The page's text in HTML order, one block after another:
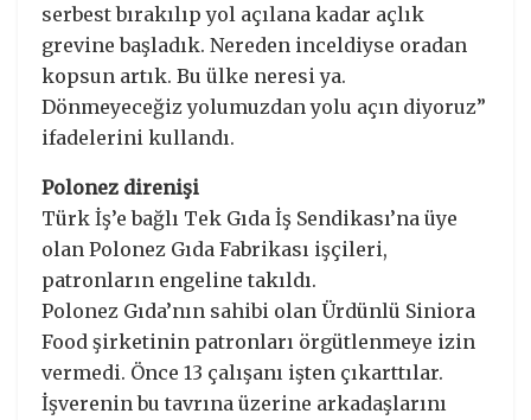
serbest bırakılıp yol açılana kadar açlık
grevine başladık. Nereden inceldiyse oradan
kopsun artık. Bu ülke neresi ya.
Dönmeyeceğiz yolumuzdan yolu açın diyoruz”
ifadelerini kullandı.
Polonez direnişi
Türk İş’e bağlı Tek Gıda İş Sendikası’na üye
olan Polonez Gıda Fabrikası işçileri,
patronların engeline takıldı.
Polonez Gıda’nın sahibi olan Ürdünlü Siniora
Food şirketinin patronları örgütlenmeye izin
vermedi. Önce 13 çalışanı işten çıkarttılar.
İşverenin bu tavrına üzerine arkadaşlarını